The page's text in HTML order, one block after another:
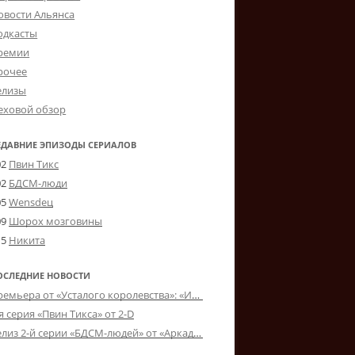
Альянса
обзор
ЭПИЗОДЫ СЕРИАЛОВ
Пвин Тикс
БДСМ-люди
Wensdeц
Шорох мозговины
Никита
НОВОСТИ
Премьера от «Усталого королевства»: «Игорь начал»
серия «Пвин Тикса» от 2-D
Релиз 2-й серии «БДСМ-людей» от «Аркада Фильм»